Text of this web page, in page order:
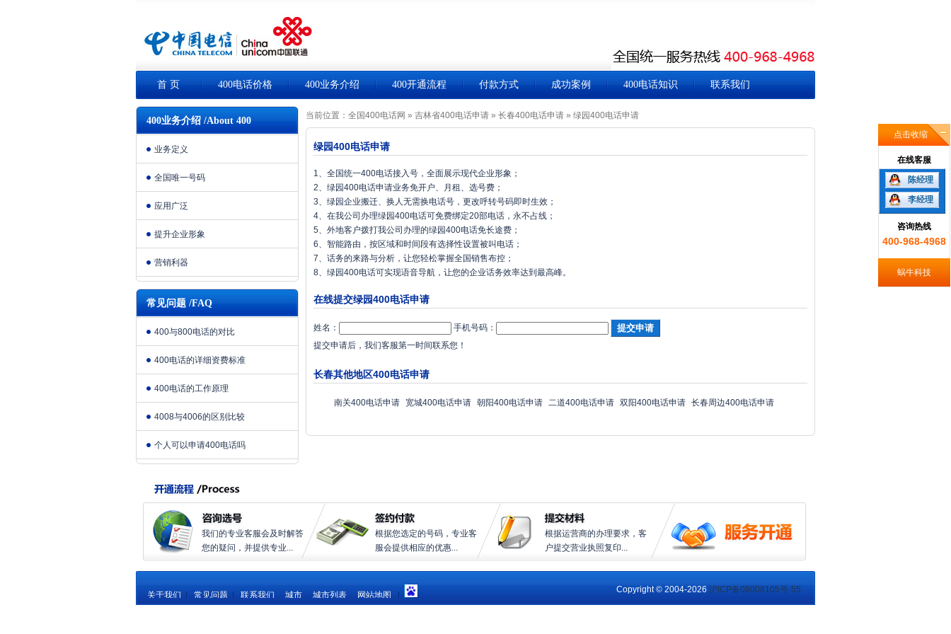
首 页 400电话价格 400业务介绍 400开通流程 付款方式 成功案例 400电话知识 联系我们
400业务介绍 /About 400
业务定义
全国唯一号码
应用广泛
提升企业形象
营销利器
常见问题 /FAQ
400与800电话的对比
400电话的详细资费标准
400电话的工作原理
4008与4006的区别比较
个人可以申请400电话吗
当前位置： 全国400电话网 » 吉林省400电话申请 » 长春400电话申请 » 绿园400电话申请
绿园400电话申请
1、全国统一400电话接入号，全面展示现代企业形象；
2、绿园400电话申请业务免开户、月租、选号费；
3、绿园企业搬迁、换人无需换电话号，更改呼转号码即时生效；
4、在我公司办理绿园400电话可免费绑定20部电话，永不占线；
5、外地客户拨打我公司办理的绿园400电话免长途费；
6、智能路由，按区域和时间段有选择性设置被叫电话；
7、话务的来路与分析，让您轻松掌握全国销售布控；
8、绿园400电话可实现语音导航，让您的企业话务效率达到最高峰。
在线提交绿园400电话申请
姓名：
手机号码：
提交申请后，我们客服第一时间联系您！
长春其他地区400电话申请
南关400电话申请 宽城400电话申请 朝阳400电话申请 二道400电话申请 双阳400电话申请 长春周边400电话申请
我们的专业客服会及时解答
您的疑问，并提供专业...
根据您选定的号码，专业客
服会提供相应的优惠...
根据运营商的办理要求，客
户提交营业执照复印...
关于我们 常见问题 联系我们 城市 城市列表 网站地图
点击收缩
在线客服
陈经理
李经理
咨询热线
400-968-4968
蜗牛科技
Copyright © 2004-2026 沪ICP备08008105号-55